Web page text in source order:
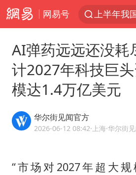
网易号
《披荆斩
2025年小
韩军前线
AI弹药远远还没耗
计2027年科技巨
模达1.4万亿美元
华尔街见闻官方
2026-06-12 08:42·上海
“市场对2027年超大